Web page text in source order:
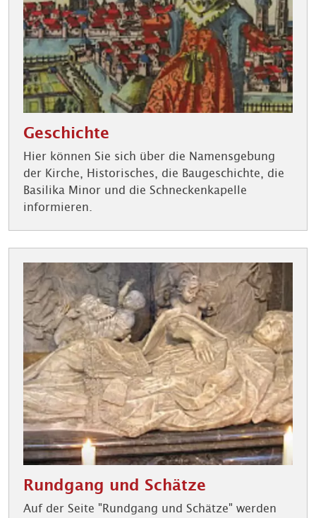
Geschichte
Hier können Sie sich über die Namensgebung
der Kirche, Historisches, die Baugeschichte, die
Basilika Minor und die Schneckenkapelle
informieren.
Rundgang und Schätze
Auf der Seite "Rundgang und Schätze" werden